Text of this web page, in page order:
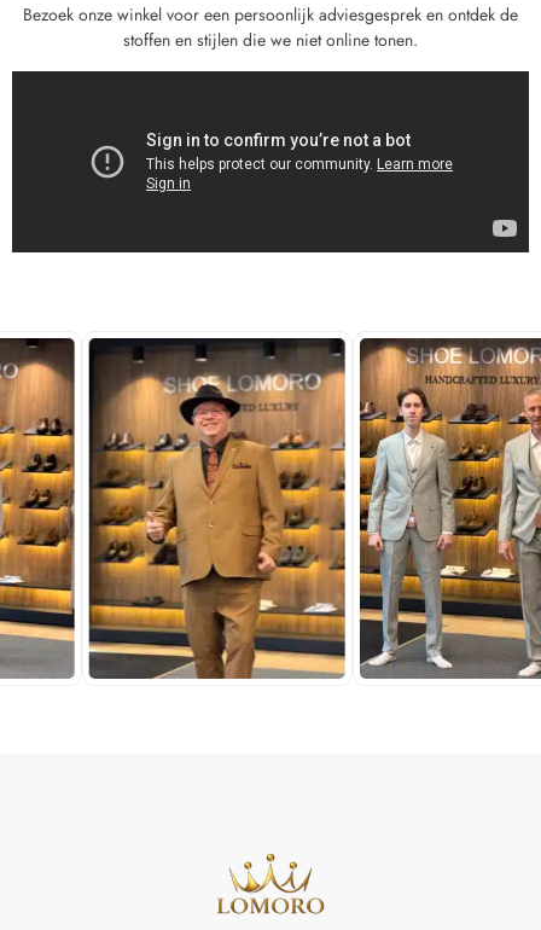
Bezoek onze winkel voor een persoonlijk adviesgesprek en ontdek de
stoffen en stijlen die we niet online tonen.